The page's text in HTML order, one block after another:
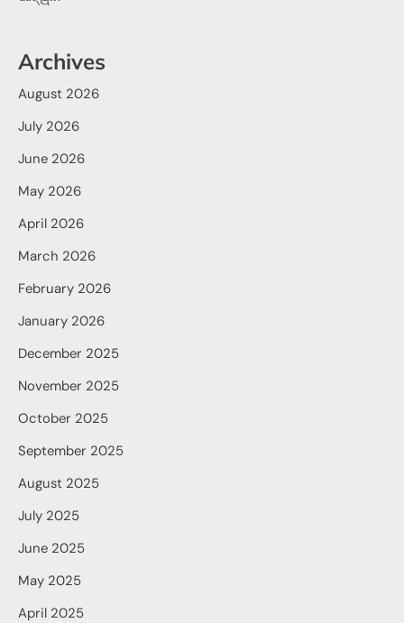
Archives
August 2026
July 2026
June 2026
May 2026
April 2026
March 2026
February 2026
January 2026
December 2025
November 2025
October 2025
September 2025
August 2025
July 2025
June 2025
May 2025
April 2025